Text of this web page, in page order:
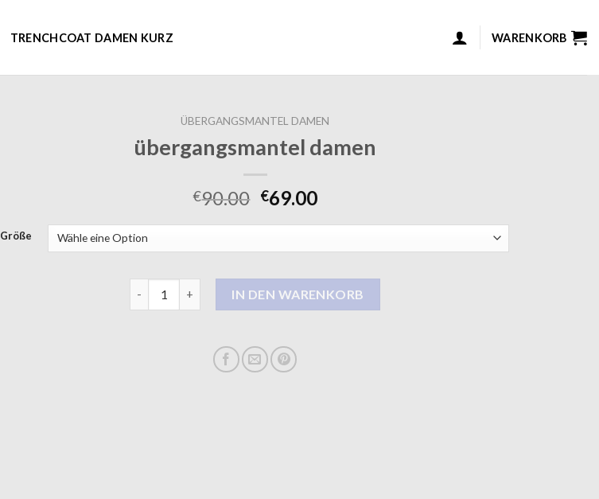
TRENCHCOAT DAMEN KURZ WARENKORB
ÜBERGANGSMANTEL DAMEN
übergangsmantel damen
€90.00 €69.00
Größe
IN DEN WARENKORB